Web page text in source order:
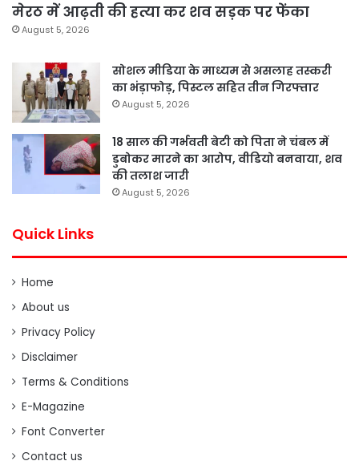
मेरठ में आढ़ती की हत्या कर शव सड़क पर फेंका
August 5, 2026
सोशल मीडिया के माध्यम से असलाह तस्करी
का भंड़ाफोड़, पिस्टल सहित तीन गिरफ्तार
August 5, 2026
18 साल की गर्भवती बेटी को पिता ने चंबल में
डुबोकर मारने का आरोप, वीडियो बनवाया, शव
की तलाश जारी
August 5, 2026
Quick Links
Home
About us
Privacy Policy
Disclaimer
Terms & Conditions
E-Magazine
Font Converter
Contact us